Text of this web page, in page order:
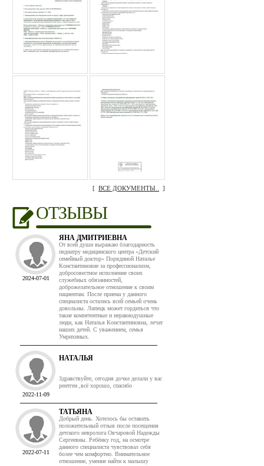
[ ВСЕ ДОКУМЕНТЫ.. ]
ОТЗЫВЫ
2024-07-01
ЯНА ДМИТРИЕВНА
От всей души выражаю благодарность
педиатру медицинского центра «Детский
семейный доктор» Порядиной Наталье
Константиновне за профессионализм,
добросовестное исполнение своих
служебных обязанностей,
доброжелательное отношение к своим
пациентам. После приема у данного
специалиста остались всей семьей очень
довольны. Липецк может гордиться что
такие компетентные и неравнодушные
люди, как Наталья Константиновна, лечат
наших детей. С уважением, семья
Умрихиных.
2022-11-09
НАТАЛЬЯ
Здравствуйте, сегодня дочке делали у вас
рентген ,всё хорошо, спасибо
2022-07-11
ТАТЬЯНА
Добрый день. Хотелось бы оставить
положительный отзыв после посещения
детского невролога Овчаровой Надежды
Сергеевны. Ребёнку год, на осмотре
данного специалиста чувствовал себя
более чем комфортно. Внимательное
отношение, умение найти к малышу